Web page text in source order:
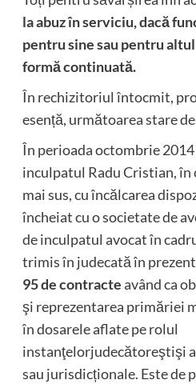
la abuz în serviciu, dacă
pentru sine sau pentru
formă continuată.
În rechizitoriul întocmit,
esență, următoarea stare
În perioada octombrie
inculpatul Radu Cristian,
mai sus, cu încălcarea
încheiat cu o societate de
de inculpatul avocat în
trimis în judecată în
95 de contracteavând ca
şi reprezentarea primăriei
în dosarele aflate pe rolul
instanţelorjudecătoreştişi
sau jurisdicționale. Este de